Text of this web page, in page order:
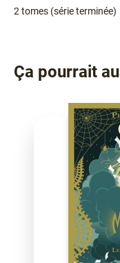
2 tomes (série terminée)
Ça pourrait